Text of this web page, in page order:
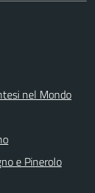
nel Mondo
e Pinerolo